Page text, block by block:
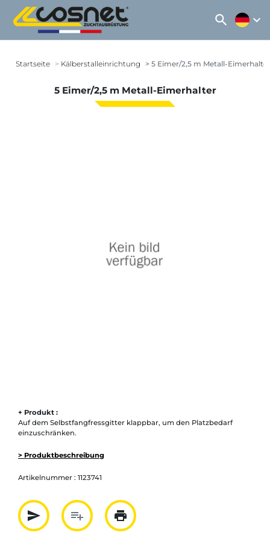
search expand_more
Startseite Kälberstalleinrichtung 5 Eimer/2,5 m Metall-Eimerhalter
5 Eimer/2,5 m Metall-Eimerhalter
+ Produkt :
Auf dem Selbstfangfressgitter klappbar, um den Platzbedarf
einzuschränken.
> Produktbeschreibung
Artikelnummer : 1123741
send
Partager par mail
playlist_add
Ajouter à la liste
print
Imprimer